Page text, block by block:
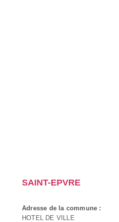
SAINT-EPVRE
Adresse de la commune :
HOTEL DE VILLE